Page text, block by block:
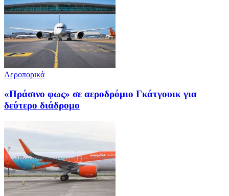
Αεροπορικά
«Πράσινο φως» σε αεροδρόμιο Γκάτγουικ για
δεύτερο διάδρομο